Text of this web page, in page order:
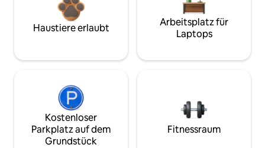
Haustiere erlaubt
Arbeitsplatz für
Laptops
Kostenloser
Parkplatz auf dem
Grundstück
Fitnessraum